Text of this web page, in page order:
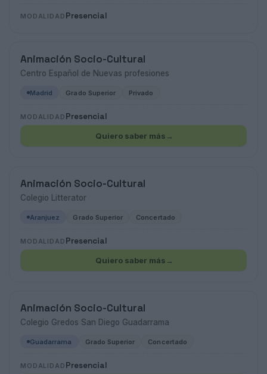
MODALIDAD Presencial
Animación Socio-Cultural
Centro Español de Nuevas profesiones
Madrid Grado Superior Privado
MODALIDAD Presencial
Quiero saber más →
Animación Socio-Cultural
Colegio Litterator
Aranjuez Grado Superior Concertado
MODALIDAD Presencial
Quiero saber más →
Animación Socio-Cultural
Colegio Gredos San Diego Guadarrama
Guadarrama Grado Superior Concertado
MODALIDAD Presencial